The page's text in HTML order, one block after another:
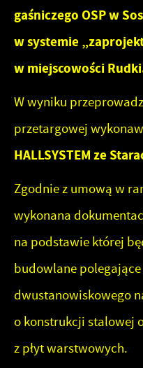
gaśniczego OSP w
w systemie
w miejscowości
W wyniku
przetargowej
HALLSYSTEM ze
Zgodnie z umową w
wykonana
na podstawie której
budowlane
dwustanowiskowego
o konstrukcji stalowej
z płyt warstwowych.
www. Dane pozwalają
internetowych pod
użytkowników.
analityczne pliki cookies
wszystkich
Reklamowe
Dzięki reklamowym plikom
najciekawsze informacje i
Promocyjne pliki cookies
naszych komunikatów na
upodobań oraz Twoich
mogą pojawić się na
będących naszymi
usług. Firmy te działają
prezentujących nasze
komunikatów mediów